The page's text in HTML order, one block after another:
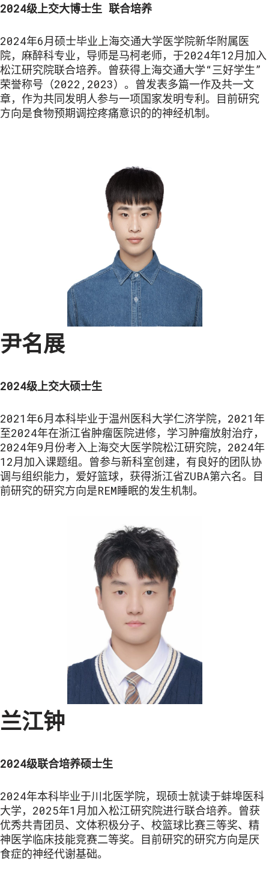
2024级上交大博士生 联合培养
2024年6月硕士毕业上海交通大学医学院新华附属医
院，麻醉科专业，导师是马柯老师，于2024年12月加入
松江研究院联合培养。曾获得上海交通大学“三好学生”
荣誉称号（2022,2023）。曾发表多篇一作及共一文
章，作为共同发明人参与一项国家发明专利。目前研究
方向是食物预期调控疼痛意识的的神经机制。
尹名展
2024级上交大硕士生
2021年6月本科毕业于温州医科大学仁济学院，2021年
至2024年在浙江省肿瘤医院进修，学习肿瘤放射治疗，
2024年9月份考入上海交大医学院松江研究院，2024年
12月加入课题组。曾参与新科室创建，有良好的团队协
调与组织能力，爱好篮球，获得浙江省ZUBA第六名。目
前研究的研究方向是REM睡眠的发生机制。
兰江钟
2024级联合培养硕士生
2024年本科毕业于川北医学院，现硕士就读于蚌埠医科
大学，2025年1月加入松江研究院进行联合培养。曾获
优秀共青团员、文体积极分子、校篮球比赛三等奖、精
神医学临床技能竞赛二等奖。目前研究的研究方向是厌
食症的神经代谢基础。